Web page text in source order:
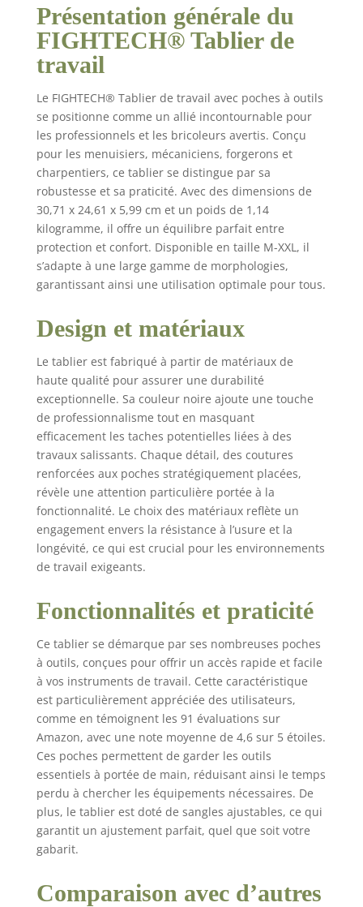
tâches préférées.
Conçu pour durer :
notre tablier de
fabriqué avec des
coutures doubles en
cuir véritable 100 %
très résistant qui est
résistant à la chaleur
et au feu. Cousu avec
du fil Kevlar. Créé pour
le confort : ce tablier
en cuir avec
épaulettes dispose
d'un harnais en forme
de X pour répartir
sur vos épaules et
votre dos. Poches à
nous avons inclus 6
poches dans notre
tablier en toile pour
ranger tous vos outils
de travail et
accessoires. Boucle
bonus pour une
suspension facile.
Idéal pour ranger les
outils et équipements
outils de travail du
comme tablier de
charpentier pour
homme avec poches.
Entièrement réglable
pour homme et femme
: personnalisez
l'ajustement de votre
tablier en ajustant le
harnais et la taille.
Convient aux tailles M
à XXL. Cliquez
maintenant sur «
Ajouter au panier »
Présentation générale du
FIGHTECH® Tablier de
travail
Le FIGHTECH® Tablier de travail avec poches à outils
se positionne comme un allié incontournable pour
les professionnels et les bricoleurs avertis. Conçu
pour les menuisiers, mécaniciens, forgerons et
charpentiers, ce tablier se distingue par sa
robustesse et sa praticité. Avec des dimensions de
30,71 x 24,61 x 5,99 cm et un poids de 1,14
kilogramme, il offre un équilibre parfait entre
protection et confort. Disponible en taille M-XXL, il
s’adapte à une large gamme de morphologies,
garantissant ainsi une utilisation optimale pour tous.
Design et matériaux
Le tablier est fabriqué à partir de matériaux de
haute qualité pour assurer une durabilité
exceptionnelle. Sa couleur noire ajoute une touche
de professionnalisme tout en masquant
efficacement les taches potentielles liées à des
travaux salissants. Chaque détail, des coutures
renforcées aux poches stratégiquement placées,
révèle une attention particulière portée à la
fonctionnalité. Le choix des matériaux reflète un
engagement envers la résistance à l’usure et la
longévité, ce qui est crucial pour les environnements
de travail exigeants.
Fonctionnalités et praticité
Ce tablier se démarque par ses nombreuses poches
à outils, conçues pour offrir un accès rapide et facile
à vos instruments de travail. Cette caractéristique
est particulièrement appréciée des utilisateurs,
comme en témoignent les 91 évaluations sur
Amazon, avec une note moyenne de 4,6 sur 5 étoiles.
Ces poches permettent de garder les outils
essentiels à portée de main, réduisant ainsi le temps
perdu à chercher les équipements nécessaires. De
plus, le tablier est doté de sangles ajustables, ce qui
garantit un ajustement parfait, quel que soit votre
gabarit.
Comparaison avec d’autres